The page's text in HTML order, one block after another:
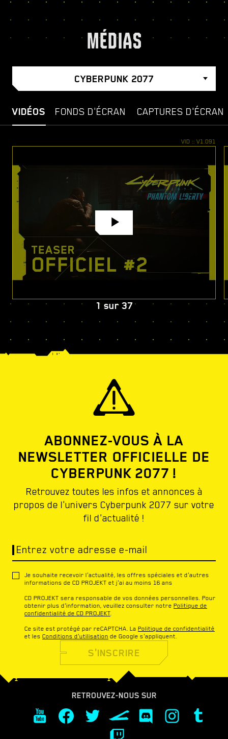
MÉDIAS
CYBERPUNK 2077
VIDÉOS FONDS D'ÉCRAN CAPTURES D'ÉCRAN
1 sur 37
ABONNEZ-VOUS À LA
NEWSLETTER OFFICIELLE DE
CYBERPUNK 2077 !
Retrouvez toutes les infos et annonces à
propos de l'univers Cyberpunk 2077 sur votre
fil d'actualité !
Entrez votre adresse e-mail
Je souhaite recevoir l'actualité, les offres spéciales et d'autres
informations de CD PROJEKT et j'ai au moins 16 ans
CD PROJEKT sera responsable de vos données personnelles. Pour
obtenir plus d'information, veuillez consulter notre Politique de
confidentialité de CD PROJEKT
Ce site est protégé par reCAPTCHA. La Politique de confidentialité
et les Conditions d'utilisation de Google s'appliquent.
S'INSCRIRE
RETROUVEZ-NOUS SUR